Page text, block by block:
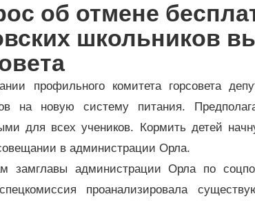
об отмене
школьников
профильного комитета горсовета
на новую систему питания.
для всех учеников. Кормить детей
в администрации Орла.
замглавы администрации Орла по
проанализировала